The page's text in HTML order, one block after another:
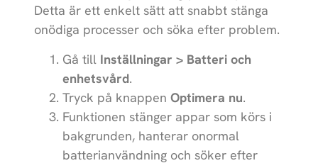
Detta är ett enkelt sätt att snabbt stänga
onödiga processer och söka efter problem.
Gå till Inställningar > Batteri och
enhetsvård.
Tryck på knappen Optimera nu.
Funktionen stänger appar som körs i
bakgrunden, hanterar onormal
batterianvändning och söker efter